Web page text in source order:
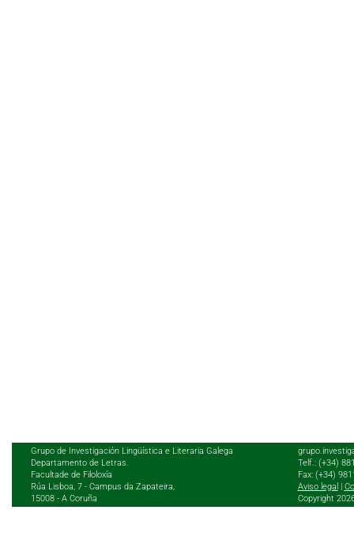
Grupo de Investigación Lingüística e Literaria Galega
Departamento de Letras.
Facultade de Filoloxía
Rúa Lisboa, 7 - Campus da Zapateira,
15008 - A Coruña
Telf.: (+34)
Fax: (+34)
Aviso legal
Copyright